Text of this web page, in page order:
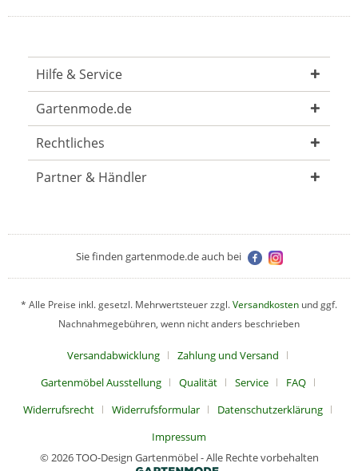
Hilfe & Service
Gartenmode.de
Rechtliches
Partner & Händler
Sie finden gartenmode.de auch bei
* Alle Preise inkl. gesetzl. Mehrwertsteuer zzgl.Versandkosten und ggf.
Nachnahmegebühren, wenn nicht anders beschrieben
Versandabwicklung
Zahlung und Versand
Gartenmöbel Ausstellung
Qualität Service
FAQ
Widerrufsrecht
Widerrufsformular
Datenschutzerklärung
Impressum
© 2026 TOO-Design Gartenmöbel - Alle Rechte vorbehalten